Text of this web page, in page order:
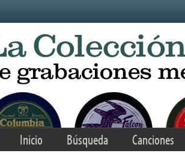
Inicio Búsqueda Canciones